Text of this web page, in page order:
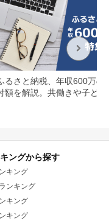
るさと納税、年収600万の
額を解説。共働きや子ども
ングから探す
キング
ンキング
キング
キング